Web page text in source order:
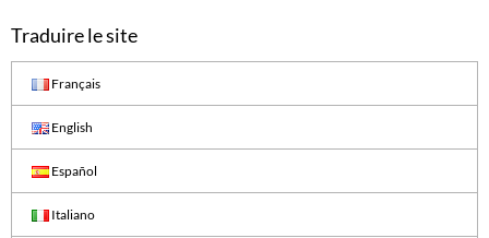
Traduire le site
Français
English
Español
Italiano